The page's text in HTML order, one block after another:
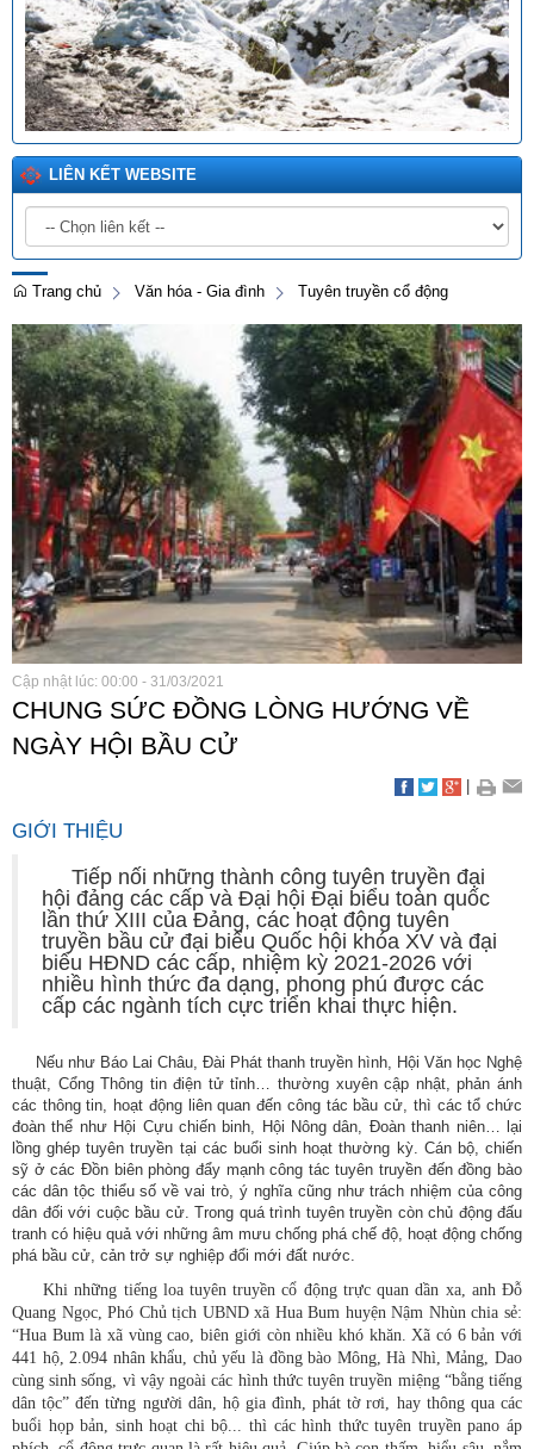
LIÊN KẾT WEBSITE
Trang chủ Văn hóa - Gia đình Tuyên truyền cổ động
Cập nhật lúc: 00:00 - 31/03/2021
CHUNG SỨC ĐỒNG LÒNG HƯỚNG VỀ
NGÀY HỘI BẦU CỬ
GIỚI THIỆU
Tiếp nối những thành công tuyên truyền đại
hội đảng các cấp và Đại hội Đại biểu toàn quốc
lần thứ XIII của Đảng, các hoạt động tuyên
truyền bầu cử đại biểu Quốc hội khóa XV và đại
biểu HĐND các cấp, nhiệm kỳ 2021-2026 với
nhiều hình thức đa dạng, phong phú được các
cấp các ngành tích cực triển khai thực hiện.
Nếu như Báo Lai Châu, Đài Phát thanh truyền hình, Hội Văn học Nghệ
thuật, Cổng Thông tin điện tử tỉnh… thường xuyên cập nhật, phản ánh
các thông tin, hoạt động liên quan đến công tác bầu cử, thì các tổ chức
đoàn thể như Hội Cựu chiến binh, Hội Nông dân, Đoàn thanh niên… lại
lồng ghép tuyên truyền tại các buổi sinh hoạt thường kỳ. Cán bộ, chiến
sỹ ở các Đồn biên phòng đẩy mạnh công tác tuyên truyền đến đồng bào
các dân tộc thiểu số về vai trò, ý nghĩa cũng như trách nhiệm của công
dân đối với cuộc bầu cử. Trong quá trình tuyên truyền còn chủ động đấu
tranh có hiệu quả với những âm mưu chống phá chế độ, hoạt động chống
phá bầu cử, cản trở sự nghiệp đổi mới đất nước.
Khi những tiếng loa tuyên truyền cổ động trực quan dần xa, anh Đỗ
Quang Ngọc, Phó Chủ tịch UBND xã Hua Bum huyện Nậm Nhùn chia sẻ:
“Hua Bum là xã vùng cao, biên giới còn nhiều khó khăn. Xã có 6 bản với
441 hộ, 2.094 nhân khẩu, chủ yếu là đồng bào Mông, Hà Nhì, Mảng, Dao
cùng sinh sống, vì vậy ngoài các hình thức tuyên truyền miệng “bằng tiếng
dân tộc” đến từng người dân, hộ gia đình, phát tờ rơi, hay thông qua các
buổi họp bản, sinh hoạt chi bộ... thì các hình thức tuyên truyền pano áp